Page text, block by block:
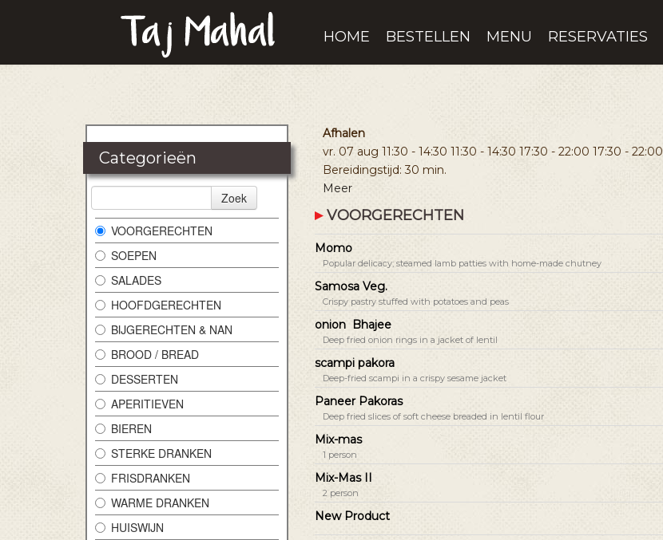
HOME BESTELLEN MENU RESERVATIES
Categorieën
Zoek
VOORGERECHTEN
SOEPEN
SALADES
HOOFDGERECHTEN
BIJGERECHTEN & NAN
BROOD / BREAD
DESSERTEN
APERITIEVEN
BIEREN
STERKE DRANKEN
FRISDRANKEN
WARME DRANKEN
HUISWIJN
Afhalen
vr. 07 aug11:30 - 14:30 11:30 - 14:30 17:30 - 22:00 17:30 - 22:00
Bereidingstijd: 30 min.
Meer
VOORGERECHTEN
Momo
Popular delicacy;steamed lamb patties with home-made chutney
Samosa Veg.
Crispy pastry stuffed with potatoes and peas
onion Bhajee
Deep fried onion rings in a jacket of lentil
scampi pakora
Deep-fried scampi in a crispy sesame jacket
Paneer Pakoras
Deep fried slices of soft cheese breaded in lentil flour
Mix-mas
1 person
Mix-Mas II
2 person
New Product